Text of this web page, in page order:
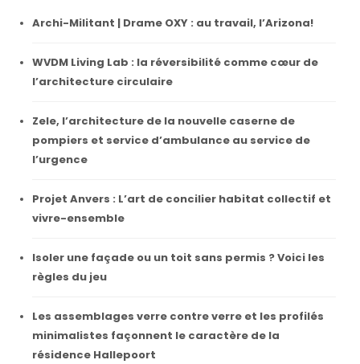
Archi-Militant | Drame OXY : au travail, l’Arizona!
WVDM Living Lab : la réversibilité comme cœur de
l’architecture circulaire
Zele, l’architecture de la nouvelle caserne de
pompiers et service d’ambulance au service de
l’urgence
Projet Anvers : L’art de concilier habitat collectif et
vivre-ensemble
Isoler une façade ou un toit sans permis ? Voici les
règles du jeu
Les assemblages verre contre verre et les profilés
minimalistes façonnent le caractère de la
résidence Hallepoort